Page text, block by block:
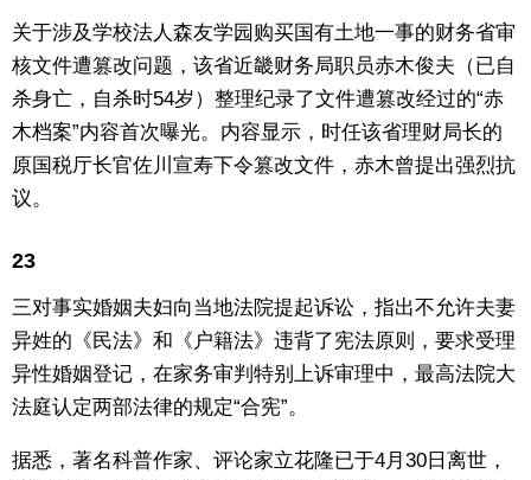
关于涉及学校法人森友学园购买国有土地一事的财务省审
核文件遭篡改问题，该省近畿财务局职员赤木俊夫（已自
杀身亡，自杀时54岁）整理纪录了文件遭篡改经过的“赤
木档案”内容首次曝光。内容显示，时任该省理财局长的
原国税厅长官佐川宣寿下令篡改文件，赤木曾提出强烈抗
议。
23
三对事实婚姻夫妇向当地法院提起诉讼，指出不允许夫妻
异姓的《民法》和《户籍法》违背了宪法原则，要求受理
异性婚姻登记，在家务审判特别上诉审理中，最高法院大
法庭认定两部法律的规定“合宪”。
据悉，著名科普作家、评论家立花隆已于4月30日离世，